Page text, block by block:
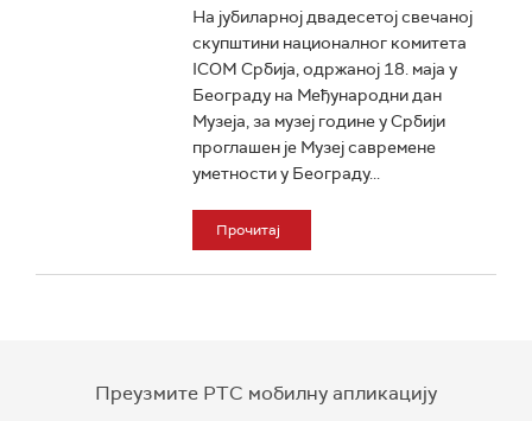
На јубиларној двадесетој свечаној
скупштини националног комитета
ICOM Србија, одржаној 18. маја у
Београду на Међународни дан
Музеја, за музеј године у Србији
проглашен је Музеј савремене
уметности у Београду...
Прочитај
Преузмите РТС мобилну апликацију